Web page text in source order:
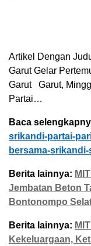
Artikel Dengan
Garut Gelar
Garut Garut,
Partai…
Baca
srikandi-partai-
bersama-
Berita lainnya:
Jembatan Beton
Bontonompo
Berita lainnya:
Kekeluargaan,